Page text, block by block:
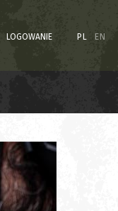
LOGOWANIE PL EN